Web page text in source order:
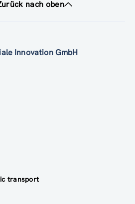
nach oben
Innovation GmbH
transport